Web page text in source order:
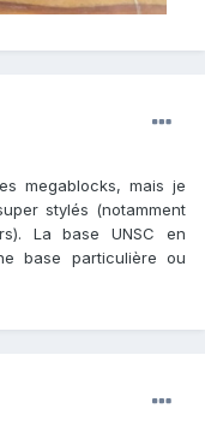
megablocks, mais je
stylés (notamment
La base UNSC en
base particulière ou